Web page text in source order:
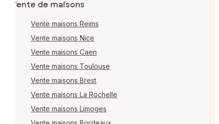
Vente de maisons
Vente maisons Reims
Vente maisons Nice
Vente maisons Caen
Vente maisons Toulouse
Vente maisons Brest
Vente maisons La Rochelle
Vente maisons Limoges